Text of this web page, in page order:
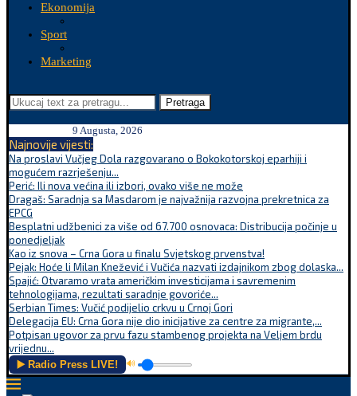
Ekonomija
Sport
Marketing
Pretraga
9 Augusta, 2026
Najnovije vijesti:
Na proslavi Vučjeg Dola razgovarano o Bokokotorskoj eparhiji i
mogućem razrješenju...
Perić: Ili nova većina ili izbori, ovako više ne može
Dragaš: Saradnja sa Masdarom je najvažnija razvojna prekretnica za
EPCG
Besplatni udžbenici za više od 67.700 osnovaca: Distribucija počinje u
ponedjeljak
Kao iz snova – Crna Gora u finalu Svjetskog prvenstva!
Pejak: Hoće li Milan Knežević i Vučića nazvati izdajnikom zbog dolaska...
Spajić: Otvaramo vrata američkim investicijama i savremenim
tehnologijama, rezultati saradnje govoriće...
Serbian Times: Vučić podijelio crkvu u Crnoj Gori
Delegacija EU: Crna Gora nije dio inicijative za centre za migrante,...
Potpisan ugovor za prvu fazu stambenog projekta na Veljem brdu
vrijednu...
▶️ Radio Press LIVE! 🔊